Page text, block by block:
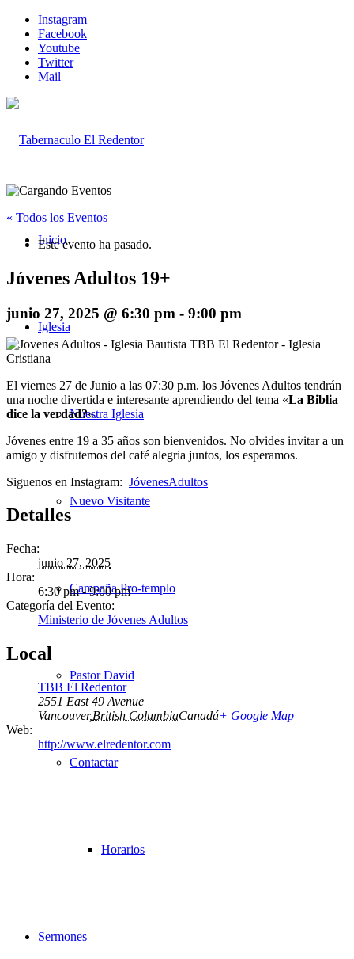
Instagram
Facebook
Youtube
Twitter
Mail
Inicio
Iglesia
Nuestra Iglesia
Nuevo Visitante
Campaña Pro-templo
Pastor David
Contactar
Horarios
Sermones
« Todos los Eventos
Este evento ha pasado.
Jóvenes Adultos 19+
junio 27, 2025 @ 6:30 pm - 9:00 pm
El viernes 27 de Junio a las 07:30 p.m. los Jóvenes Adultos tendrán
una noche divertida e interesante aprendiendo del tema «La Biblia
dice la verdad?«.
Jóvenes entre 19 a 35 años son bienvenidos. No olvides invitar a un
amigo y disfrutemos del café alegria juntos, los esperamos.
Siguenos en Instagram: JóvenesAdultos
Detalles
Fecha:
junio 27, 2025
Hora:
6:30 pm - 9:00 pm
Categoría del Evento:
Ministerio de Jóvenes Adultos
Local
TBB El Redentor
2551 East 49 Avenue
Vancouver,British ColumbiaCanadá+ Google Map
Web:
http://www.elredentor.com